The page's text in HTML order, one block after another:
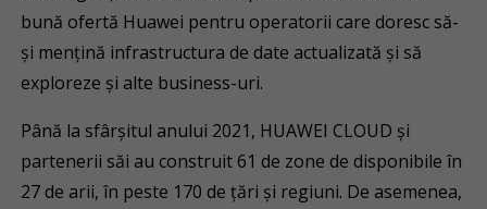
bună ofertă Huawei pentru operatorii care doresc să-
și mențină infrastructura de date actualizată și să
exploreze și alte business-uri.
Până la sfârșitul anului 2021, HUAWEI CLOUD și
partenerii săi au construit 61 de zone de disponibile în
27 de arii, în peste 170 de țări și regiuni. De asemenea,